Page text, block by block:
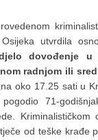
utvrdila
dovođenje
radnjom ili
oko 17.25 sati u
71-
Kriminalističkom
od teške krađe